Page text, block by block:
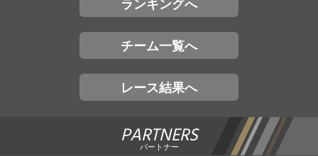
ランキングへ
チーム一覧へ
レース結果へ
PARTNERS
パートナー